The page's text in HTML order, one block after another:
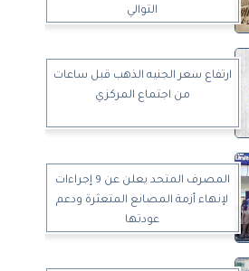
التوالي
ارتفاع سعر الجنيه الذهب قبل ساعات
من اجتماع المركزي
المصرف المتحد يعلن عن 9 إجراءات
لإنهاء أزمة المصانع المتعثرة ودعم
عودتها